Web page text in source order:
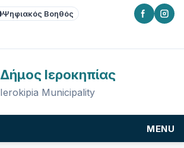
Ψηφιακός Βοηθός
Δήμος Ιεροκηπίας
Ierokipia Municipality
MENU